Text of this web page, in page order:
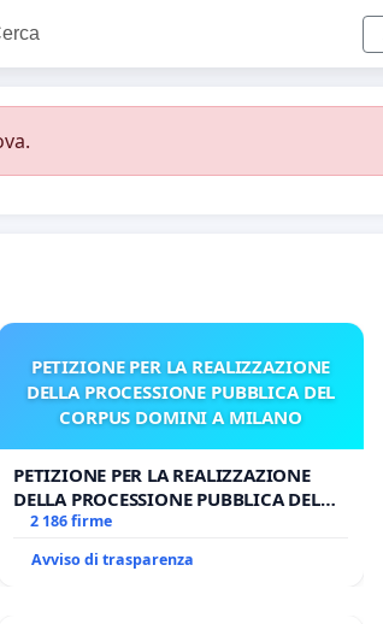
PETIZIONE PER LA REALIZZAZIONE
DELLA PROCESSIONE PUBBLICA DEL
CORPUS DOMINI A MILANO
PETIZIONE PER LA REALIZZAZIONE
DELLA PROCESSIONE PUBBLICA DEL
CORPUS DOMINI A MILANO
2 186 firme
Avviso di trasparenza